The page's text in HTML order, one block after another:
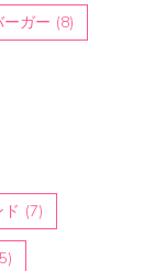
ーガー (8)
(7)